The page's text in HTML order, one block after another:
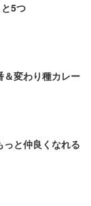
5つ
＆変わり種カレー
と仲良くなれる